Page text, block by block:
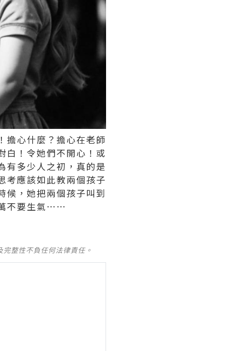
擔心什麼？擔心在老師
白！令她們不開心！或
有多少人之初，真的是
考應該如此教兩個孩子
候，她把兩個孩子叫到
不要生氣⋯⋯
整性不負任何法律責任。